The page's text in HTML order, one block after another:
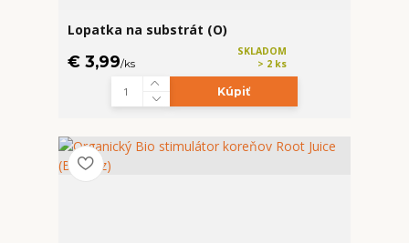
Lopatka na substrát (O)
€ 3,99/ks
SKLADOM
> 2 ks
Kúpiť